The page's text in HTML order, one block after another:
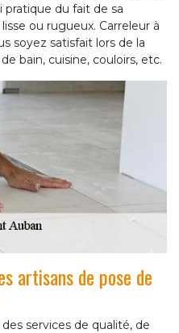
pratique du fait de sa
ou rugueux. Carreleur à
soyez satisfait lors de la
bain, cuisine, couloirs, etc.
artisans de pose de
services de qualité, de